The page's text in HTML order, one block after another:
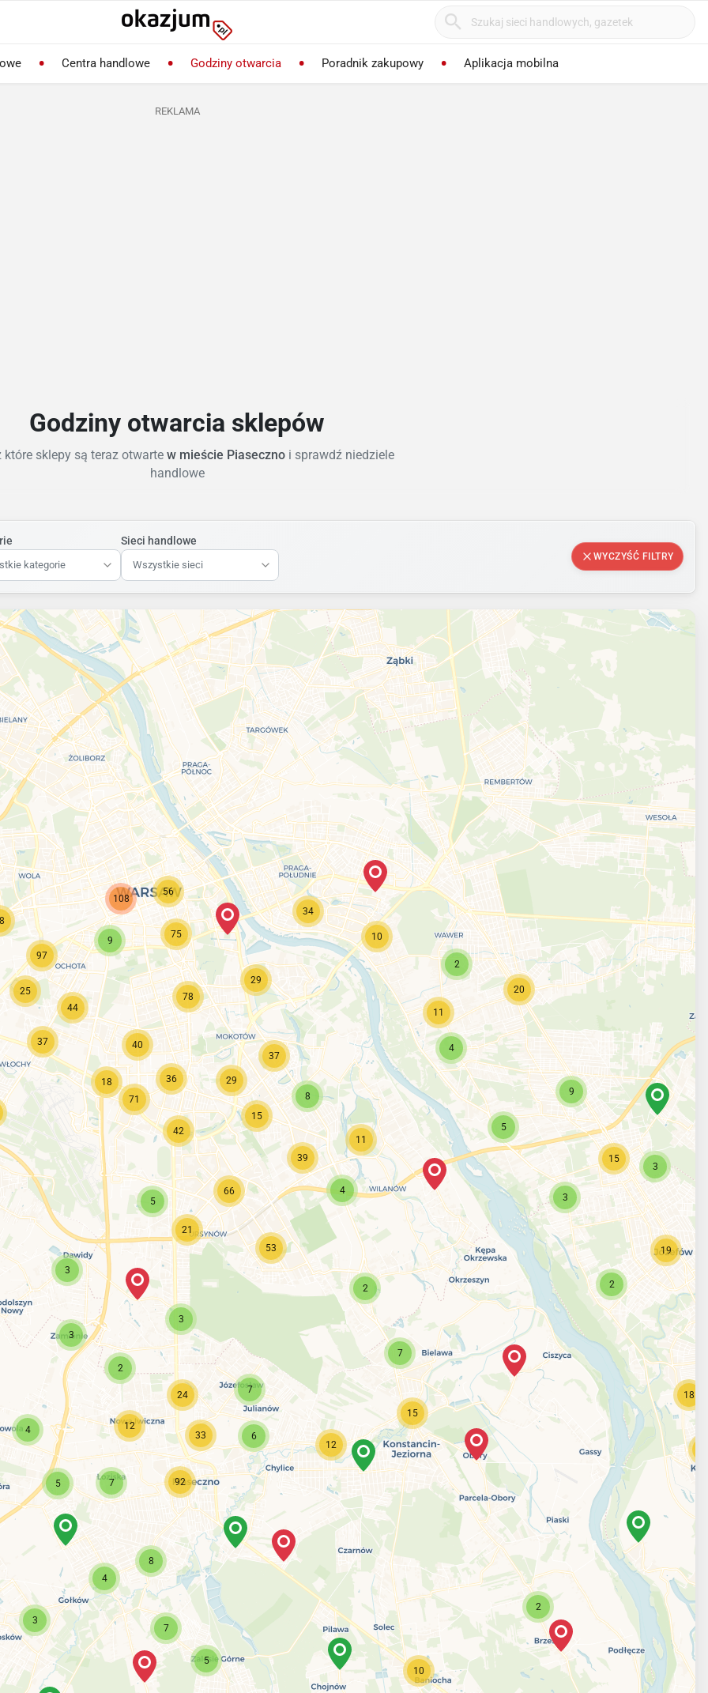
Centra handlowe Godziny otwarcia Poradnik zakupowy Aplikacja mobilna
REKLAMA
Godziny otwarcia sklepów
które sklepy są teraz otwarte w mieście Piaseczno i sprawdź niedziele
handlowe
kategorie
Sieci handlowe
Wszystkie sieci
WYCZYŚĆ FILTRY
92
8
7
4
6
12
7
5
5
7
2
4
3
12
3
3
3
7
15
10
2
5
2
4
39
15
11
18 36
29
8
37
3
40
2
5
4
18
25
15
19
11
9
3
9
10
34
2
20
24
33
53
21
66
42
71
37
78
44
75
29
97
108
56